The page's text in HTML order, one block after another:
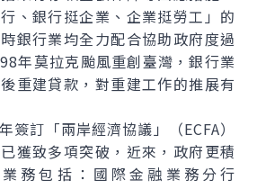
、銀行挺企業、企業挺勞工」的
銀行業均全力配合協助政府度過
年莫拉克颱風重創臺灣，銀行業
重建貸款，對重建工作的推展有
訂「兩岸經濟協議」（ECFA）
獲致多項突破，近來，政府更積
務包括：國際金融業務分行